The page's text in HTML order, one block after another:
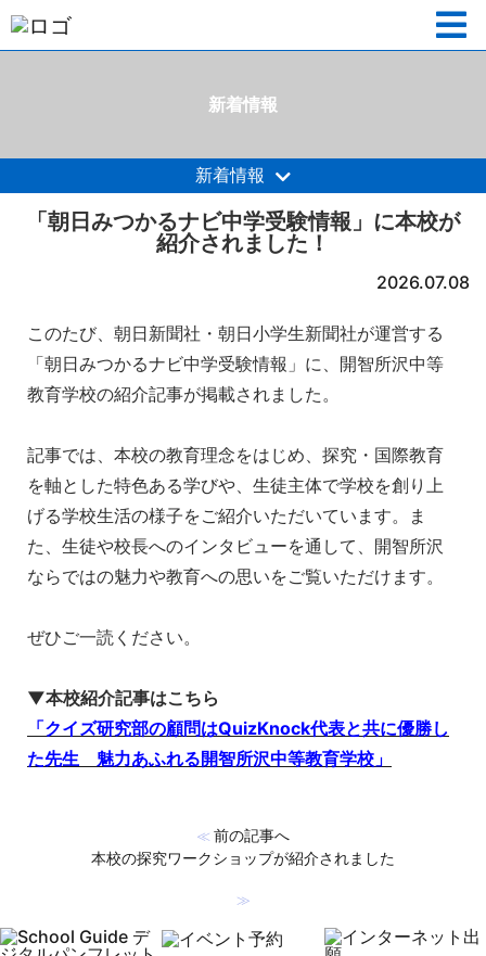
新着情報
新着情報
「朝日みつかるナビ中学受験情報」に本校が
紹介されました！
2026.07.08
このたび、朝日新聞社・朝日小学生新聞社が運営する
「朝日みつかるナビ中学受験情報」に、開智所沢中等
教育学校の紹介記事が掲載されました。
記事では、本校の教育理念をはじめ、探究・国際教育
を軸とした特色ある学びや、生徒主体で学校を創り上
げる学校生活の様子をご紹介いただいています。ま
た、生徒や校長へのインタビューを通して、開智所沢
ならではの魅力や教育への思いをご覧いただけます。
ぜひご一読ください。
▼本校紹介記事はこちら
「クイズ研究部の顧問はQuizKnock代表と共に優勝し
た先生 魅力あふれる開智所沢中等教育学校」
≪ 前の記事へ
本校の探究ワークショップが紹介されました
≫